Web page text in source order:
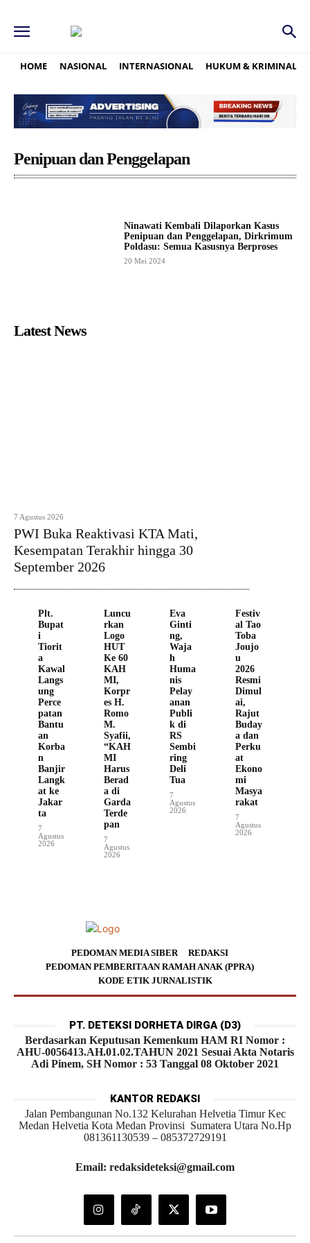
HOME NASIONAL INTERNASIONAL HUKUM & KRIMINAL
Penipuan dan Penggelapan
Ninawati Kembali Dilaporkan Kasus
Penipuan dan Penggelapan, Dirkrimum
Poldasu: Semua Kasusnya Berproses
20 Mei 2024
Latest News
7 Agustus 2026
PWI Buka Reaktivasi KTA Mati,
Kesempatan Terakhir hingga 30
September 2026
Plt.
Bupat
i
Tiorit
a
Kawal
Langs
ung
Perce
patan
Bantu
an
Korba
n
Banjir
Langk
at ke
Jakar
ta
7
Agustus
2026
Luncu
rkan
Logo
HUT
Ke 60
KAH
MI,
Korpr
es H.
Romo
M.
Syafii,
“KAH
MI
Harus
Berad
a di
Garda
Terde
pan
7
Agustus
2026
Eva
Ginti
ng,
Waja
h
Huma
nis
Pelay
anan
Publi
k di
RS
Sembi
ring
Deli
Tua
7
Agustus
2026
Festiv
al Tao
Toba
Joujo
u
2026
Resmi
Dimul
ai,
Rajut
Buday
a dan
Perku
at
Ekono
mi
Masya
rakat
7
Agustus
2026
PEDOMAN MEDIA SIBER
REDAKSI
PEDOMAN PEMBERITAAN RAMAH ANAK (PPRA)
KODE ETIK JURNALISTIK
PT. DETEKSI DORHETA DIRGA (D3)
Berdasarkan Keputusan Kemenkum HAM RI Nomor :
AHU-0056413.AH.01.02.TAHUN 2021 Sesuai Akta Notaris
Adi Pinem, SH Nomor : 53 Tanggal 08 Oktober 2021
KANTOR REDAKSI
Jalan Pembangunan No.132 Kelurahan Helvetia Timur Kec
Medan Helvetia Kota Medan Provinsi Sumatera Utara No.Hp
081361130539 – 085372729191
Email: redaksideteksi@gmail.com